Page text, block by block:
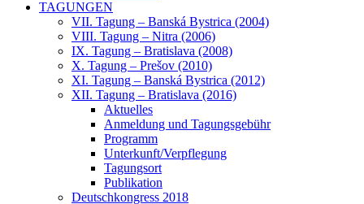
TAGUNGEN
VII. Tagung – Banská Bystrica (2004)
VIII. Tagung – Nitra (2006)
IX. Tagung – Bratislava (2008)
X. Tagung – Prešov (2010)
XI. Tagung – Banská Bystrica (2012)
XII. Tagung – Bratislava (2016)
Aktuelles
Anmeldung und Tagungsgebühr
Programm
Unterkunft/Verpflegung
Tagungsort
Publikation
Deutschkongress 2018